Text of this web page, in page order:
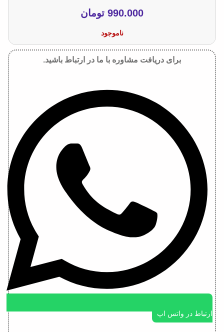
990.000 تومان
ناموجود
برای دریافت مشاوره با ما در ارتباط باشید.
ارتباط در واتس اپ